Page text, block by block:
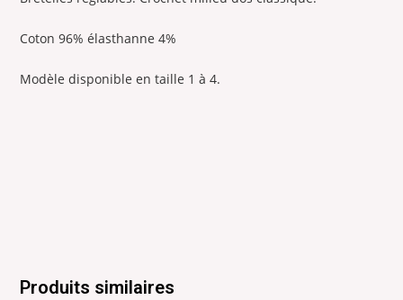
-
Fabriqué
Lyon
Coton 96% élasthanne 4%
Modèle disponible en taille 1 à 4.
Produits similaires